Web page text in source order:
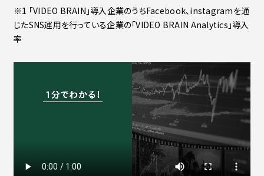
※1 「VIDEO BRAIN」導入企業のうちFacebook、instagramを通
じたSNS運用を行っている企業の「VIDEO BRAIN Analytics」導入
率